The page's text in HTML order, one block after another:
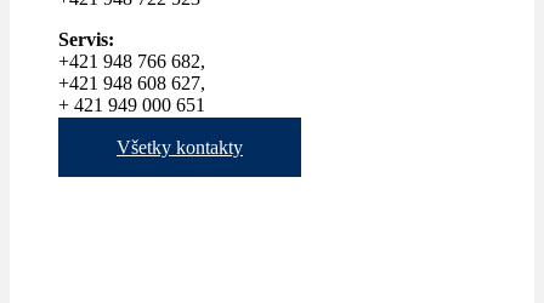
Servis:
+421 948 766 682,
+421 948 608 627,
+ 421 949 000 651
Všetky kontakty